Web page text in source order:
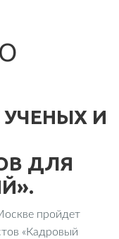
И
ДЛЯ
пройдет
«Кадровый